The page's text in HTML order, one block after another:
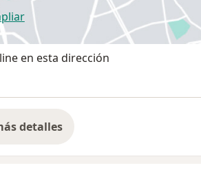
se abre en una nueva pestaña
en esta dirección
detalles
sobre la dirección